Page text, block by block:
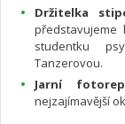
Držitelka
představujeme
studentku
Tanzerovou.
Jarní
nejzajímavější